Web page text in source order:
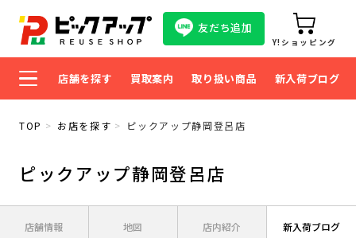
友だち追加
Y!ショッピング
店舗を探す 買取案内 取り扱い商品 新入荷ブログ
TOP お店を探す ピックアップ静岡登呂店
ピックアップ静岡登呂店
店舗情報 地図 店内紹介 新入荷ブログ